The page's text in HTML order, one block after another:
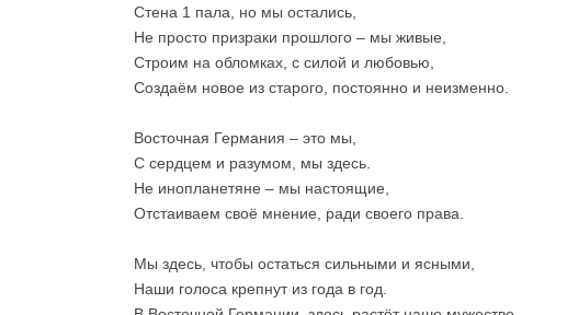
Стена 1 пала, но мы остались,
Не просто призраки прошлого – мы живые,
Строим на обломках, с силой и любовью,
Создаём новое из старого, постоянно и неизменно.
Восточная Германия – это мы,
С сердцем и разумом, мы здесь.
Не инопланетяне – мы настоящие,
Отстаиваем своё мнение, ради своего права.
Мы здесь, чтобы остаться сильными и ясными,
Наши голоса крепнут из года в год.